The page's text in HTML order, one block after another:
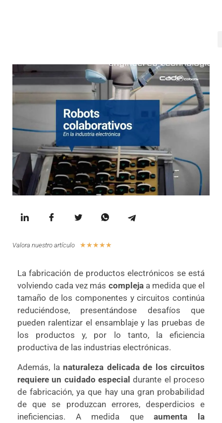
Valora nuestro artículo ☆☆☆☆☆
La fabricación de productos electrónicos se está
volviendo cada vez más complejaa medida que el
tamaño de los componentes y circuitos continúa
reduciéndose, presentándose desafíos que
pueden ralentizar el ensamblaje y las pruebas de
los productos y, por lo tanto, la eficiencia
productiva de las industrias electrónicas.
Además, la naturaleza delicada de los circuitos
requiere un cuidado especial durante el proceso
de fabricación, ya que hay una gran probabilidad
de que se produzcan errores, desperdicios e
ineficiencias. A medida queaumenta la